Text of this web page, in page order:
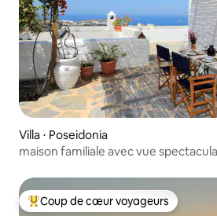
Villa ⋅ Poseidonia
maison familiale avec vue
Coups de cœur voyageurs les plus
Coup de cœur voyageurs